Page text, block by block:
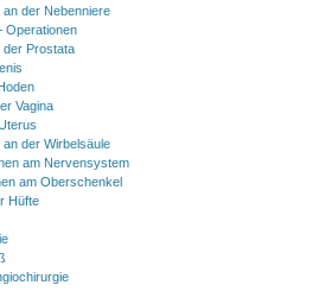
der Nebenniere
Operationen
der Prostata
Vagina
der Wirbelsäule
am Nervensystem
am Oberschenkel
Hüfte